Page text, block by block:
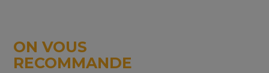
ON VOUS
RECOMMANDE